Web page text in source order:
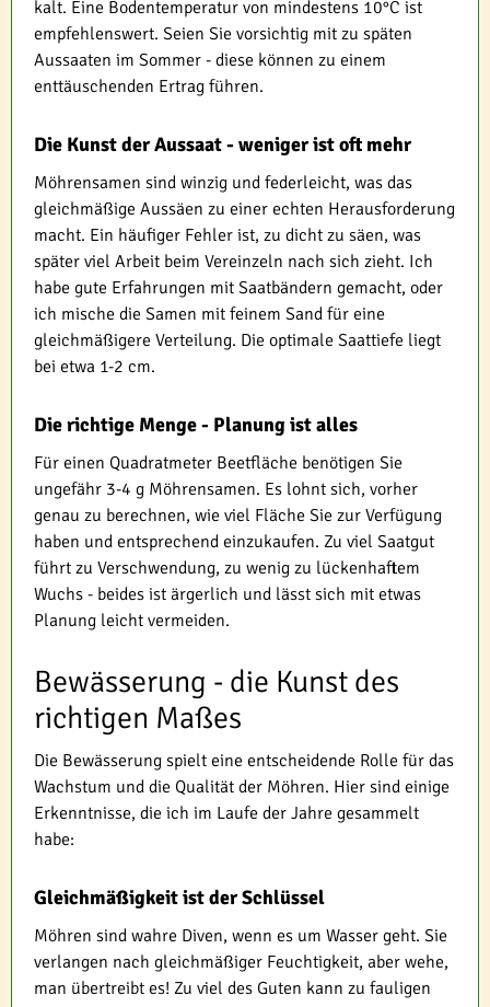
kalt. Eine Bodentemperatur von mindestens 10°C ist
empfehlenswert. Seien Sie vorsichtig mit zu späten
Aussaaten im Sommer - diese können zu einem
enttäuschenden Ertrag führen.
Die Kunst der Aussaat - weniger ist oft mehr
Möhrensamen sind winzig und federleicht, was das
gleichmäßige Aussäen zu einer echten Herausforderung
macht. Ein häufiger Fehler ist, zu dicht zu säen, was
später viel Arbeit beim Vereinzeln nach sich zieht. Ich
habe gute Erfahrungen mit Saatbändern gemacht, oder
ich mische die Samen mit feinem Sand für eine
gleichmäßigere Verteilung. Die optimale Saattiefe liegt
bei etwa 1-2 cm.
Die richtige Menge - Planung ist alles
Für einen Quadratmeter Beetfläche benötigen Sie
ungefähr 3-4 g Möhrensamen. Es lohnt sich, vorher
genau zu berechnen, wie viel Fläche Sie zur Verfügung
haben und entsprechend einzukaufen. Zu viel Saatgut
führt zu Verschwendung, zu wenig zu lückenhaftem
Wuchs - beides ist ärgerlich und lässt sich mit etwas
Planung leicht vermeiden.
Bewässerung - die Kunst des
richtigen Maßes
Die Bewässerung spielt eine entscheidende Rolle für das
Wachstum und die Qualität der Möhren. Hier sind einige
Erkenntnisse, die ich im Laufe der Jahre gesammelt
habe:
Gleichmäßigkeit ist der Schlüssel
Möhren sind wahre Diven, wenn es um Wasser geht. Sie
verlangen nach gleichmäßiger Feuchtigkeit, aber wehe,
man übertreibt es! Zu viel des Guten kann zu fauligen